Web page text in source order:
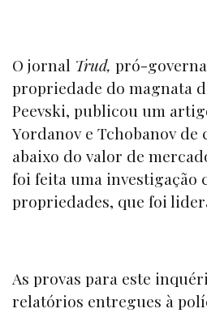
O jornal Trud, pró-
propriedade do magnata
Peevski, publicou um
Yordanov e Tchobanov
abaixo do valor de
foi feita uma investigação
propriedades, que foi
As provas para este
relatórios entregues à